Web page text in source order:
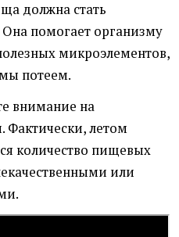
должна стать
помогает организму
микроэлементов,
потеем.
внимание на
Фактически, летом
количество пищевых
или